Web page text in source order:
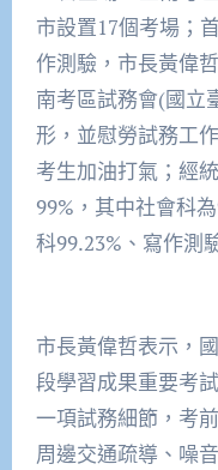
市設置17個考場；
作測驗，市長黃偉
南考區試務會(國立
形，並慰勞試務工
考生加油打氣；經
99%，其中社會科
科99.23%、寫作測
市長黃偉哲表示，
段學習成果重要考
一項試務細節，考
周邊交通疏導、噪